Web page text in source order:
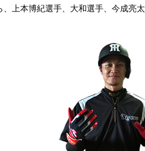
上本博紀選手、大和選手、今成亮